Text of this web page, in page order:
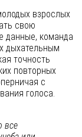
взрослых
свою
данные, команда
дыхательным
точность
повторных
с
голоса.
все